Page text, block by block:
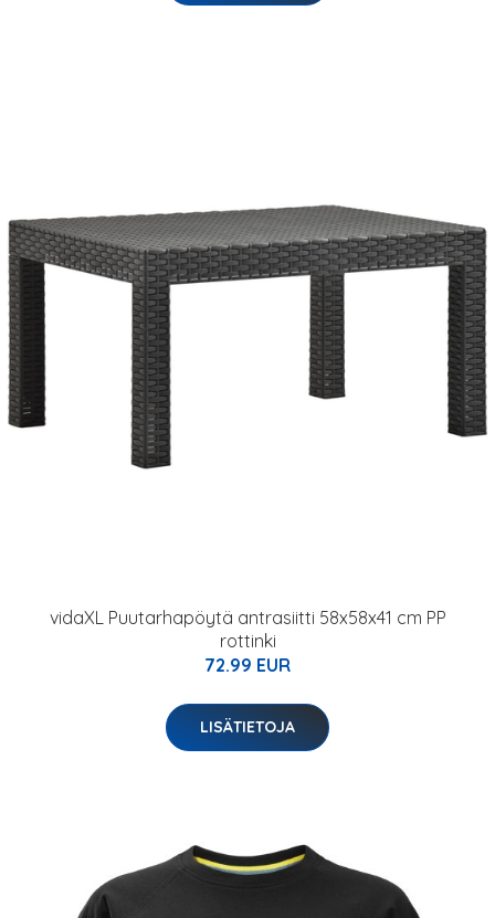
vidaXL Puutarhapöytä antrasiitti 58x58x41 cm PP
rottinki
72.99 EUR
LISÄTIETOJA